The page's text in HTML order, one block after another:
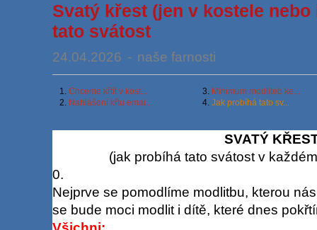
Svatý křest (jen v kostele
tato svátost
24.04.2026 - naše farnosti
1. Chceme křtít v kost...
2. Nahlášení křtu emai...
3. Minimum modliteb ke...
4.Jak probíhá tato sv...
SVATÝ
(jak probíhá tato svátost v
0.
Nejprve se pomodlíme modlitbu, kterou
se bude moci modlit i dítě, které dnes